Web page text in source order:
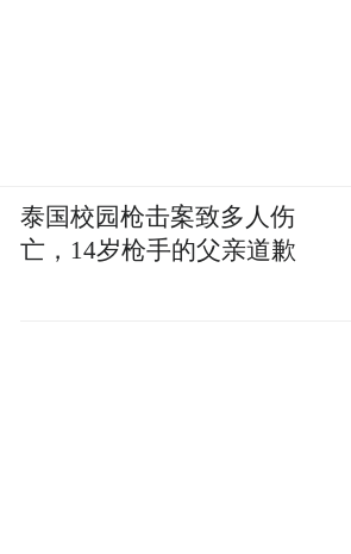
泰国校园枪击案致多人伤
亡，14岁枪手的父亲道歉